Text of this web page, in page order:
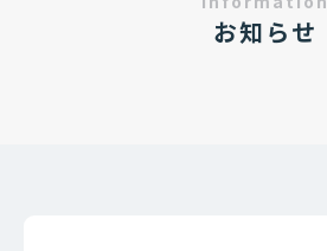
お知らせ